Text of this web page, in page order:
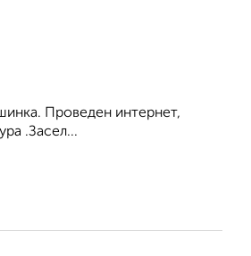
Проведен интернет,
.Засел...